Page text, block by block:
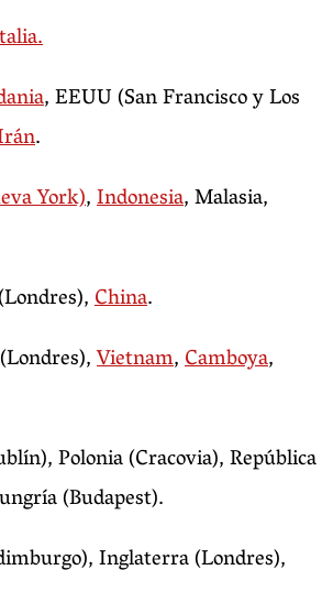
, EEUU (San Francisco y Los
.
York),Indonesia, Malasia,
China.
Vietnam,Camboya,
Polonia (Cracovia), República
(Budapest).
Inglaterra (Londres),